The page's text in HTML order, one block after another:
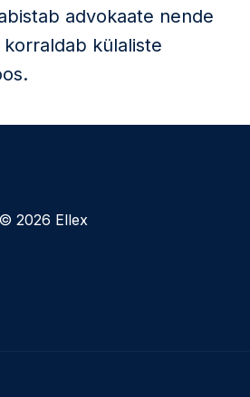
reCAPTCHA ning kehtivad
advokaate nende
külaliste
2026 Ellex